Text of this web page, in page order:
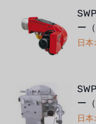
ー
日
ー
日